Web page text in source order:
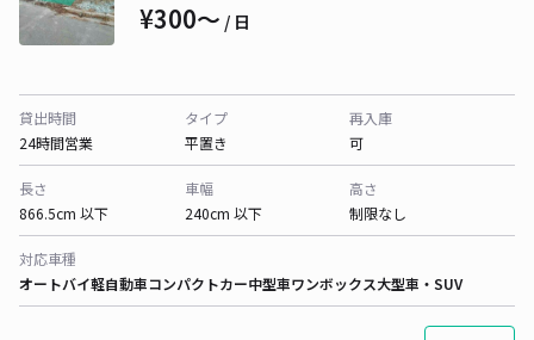
¥300〜 / 日
貸出時間
24時間営業
タイプ
平置き
再入庫
可
長さ
866.5cm 以下
車幅
240cm 以下
高さ
制限なし
対応車種
オートバイ軽自動車コンパクトカー中型車ワンボックス大型車・SUV